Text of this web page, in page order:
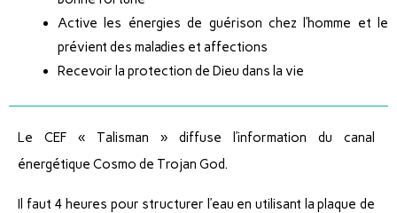
Active les énergies de guérison chez l’homme et le
prévient des maladies et affections
Recevoir la protection de Dieu dans la vie
Le CEF « Talisman » diffuse l’information du canal
énergétique Cosmo de Trojan God.
Il faut 4 heures pour structurer l’eau en utilisant la plaque de